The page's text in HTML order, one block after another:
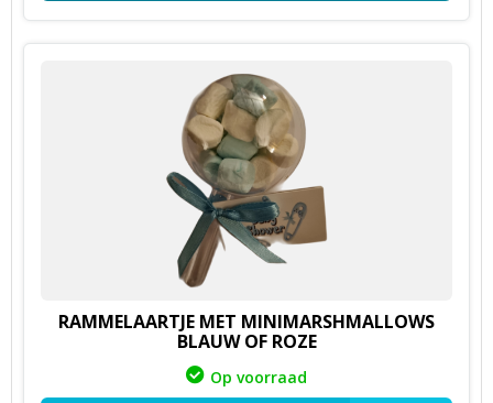
RAMMELAARTJE MET MINIMARSHMALLOWS
BLAUW OF ROZE
Op voorraad